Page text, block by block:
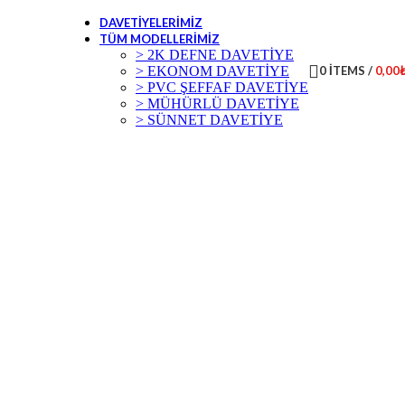
DAVETIYELERIMIZ
TÜM MODELLERIMIZ
> 2K DEFNE DAVETİYE
> EKONOM DAVETİYE
> PVC ŞEFFAF DAVETİYE
> MÜHÜRLÜ DAVETİYE
> SÜNNET DAVETİYE
0ITEMS / 0,00